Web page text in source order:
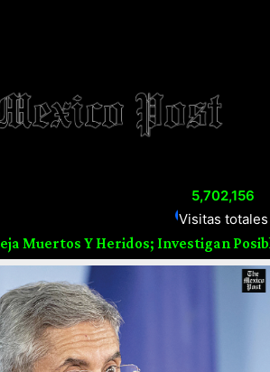
Visitas totales
5,702,156
Y Heridos; Investigan Posible